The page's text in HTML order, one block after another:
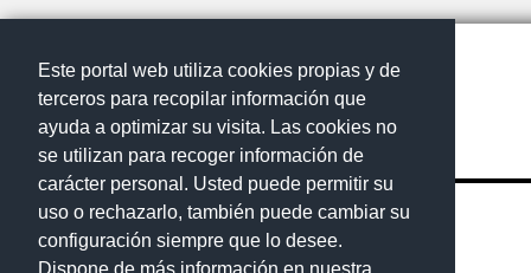
Este portal web utiliza cookies propias y de
terceros para recopilar información que
ayuda a optimizar su visita. Las cookies no
se utilizan para recoger información de
carácter personal. Usted puede permitir su
uso o rechazarlo, también puede cambiar su
configuración siempre que lo desee.
Dispone de más información en nuestra